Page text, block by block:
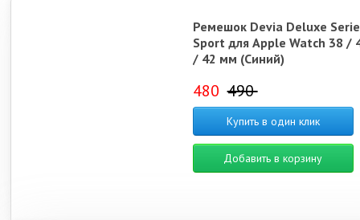
Ремешок Devia Deluxe
Sport для Apple Watch 38 /
/ 42 мм (Синий)
480 490
Купить в один клик
Добавить в корзину